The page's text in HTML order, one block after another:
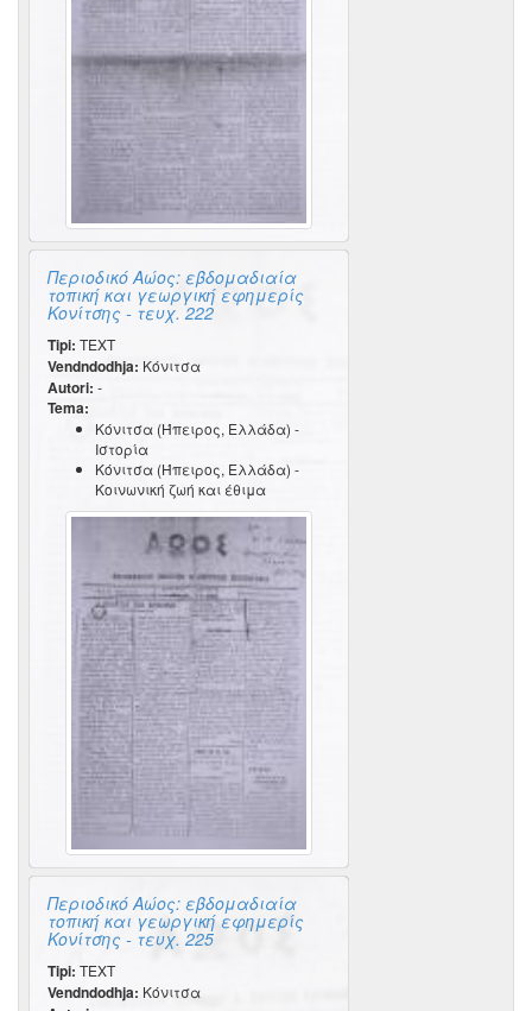
Περιοδικό Αώος: εβδομαδιαία
τοπική και γεωργική εφημερίς
Κονίτσης - τευχ. 222
Tipi: TEXT
Vendndodhja: Κόνιτσα
Autori: -
Tema:
Κόνιτσα (Ήπειρος, Ελλάδα) -
Ιστορία
Κόνιτσα (Ήπειρος, Ελλάδα) -
Κοινωνική ζωή και έθιμα
Περιοδικό Αώος: εβδομαδιαία
τοπική και γεωργική εφημερίς
Κονίτσης - τευχ. 225
Tipi: TEXT
Vendndodhja: Κόνιτσα